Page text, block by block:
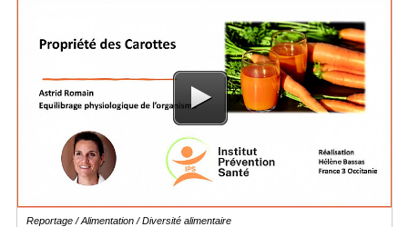
Reportage / Alimentation / Diversité alimentaire